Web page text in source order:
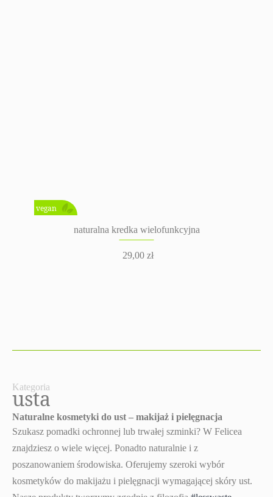
vegan
naturalna kredka wielofunkcyjna
29,00 zł
Kategoria
usta
Naturalne kosmetyki do ust – makijaż i pielęgnacja
Szukasz pomadki ochronnej lub trwałej szminki? W Felicea
znajdziesz o wiele więcej. Ponadto naturalnie i z
poszanowaniem środowiska. Oferujemy szeroki wybór
kosmetyków do makijażu i pielęgnacji wymagającej skóry ust.